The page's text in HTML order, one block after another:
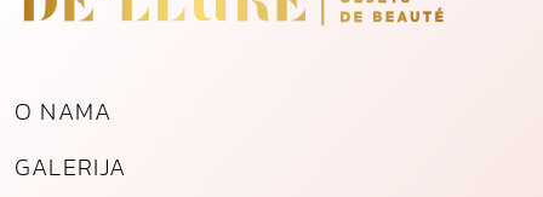
O NAMA
GALERIJA